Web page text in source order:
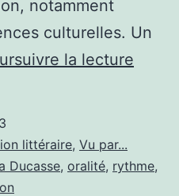
notamment
culturelles. Un
la lecture
littéraire, Vu par...
Ducasse, oralité, rythme,